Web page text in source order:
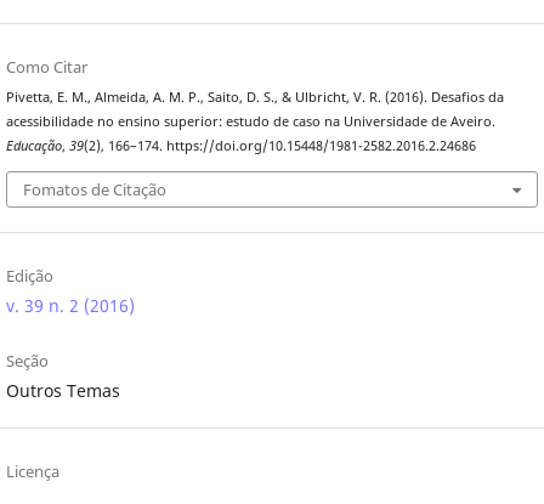
Como Citar
Pivetta, E. M., Almeida, A. M. P., Saito, D. S., & Ulbricht, V. R. (2016). Desafios da
acessibilidade no ensino superior: estudo de caso na Universidade de Aveiro.
Educação, 39(2), 166–174. https://doi.org/10.15448/1981-2582.2016.2.24686
Fomatos de Citação
Edição
v. 39 n. 2 (2016)
Seção
Outros Temas
Licença